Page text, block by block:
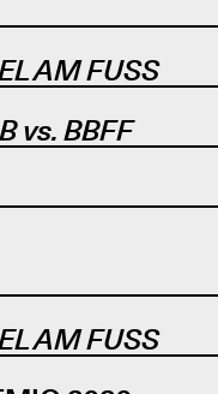
AM FUSS
vs. BBFF
AM FUSS